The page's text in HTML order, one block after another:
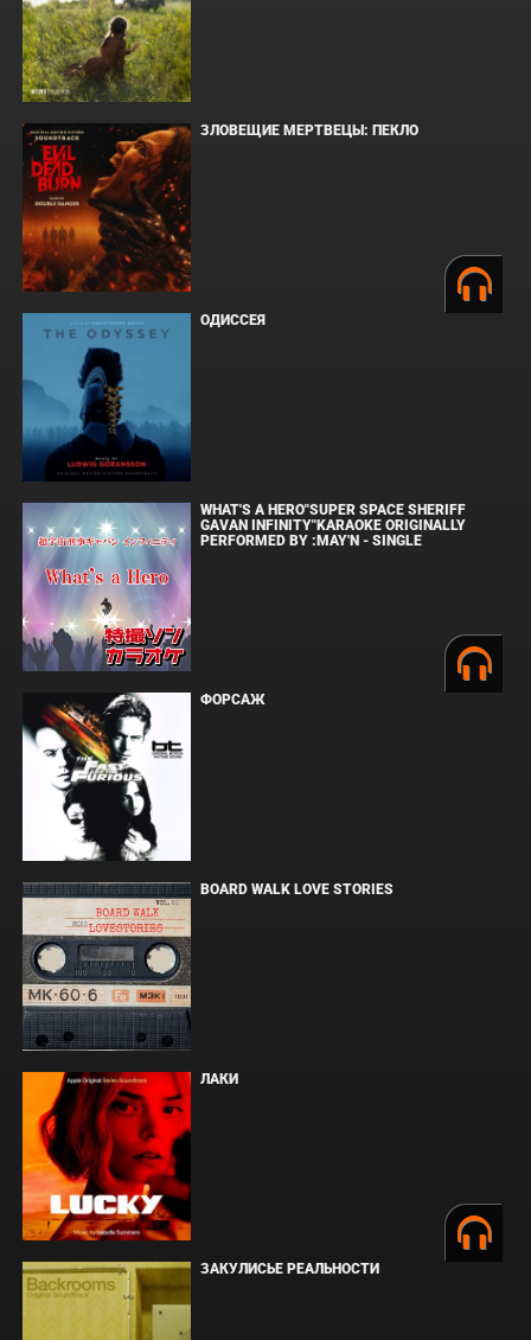
ЗЛОВЕЩИЕ МЕРТВЕЦЫ: ПЕКЛО
ОДИССЕЯ
WHAT'S A HERO"SUPER SPACE SHERIFF
GAVAN INFINITY"KARAOKE ORIGINALLY
PERFORMED BY :MAY'N - SINGLE
ФОРСАЖ
BOARD WALK LOVE STORIES
ЛАКИ
ЗАКУЛИСЬЕ РЕАЛЬНОСТИ